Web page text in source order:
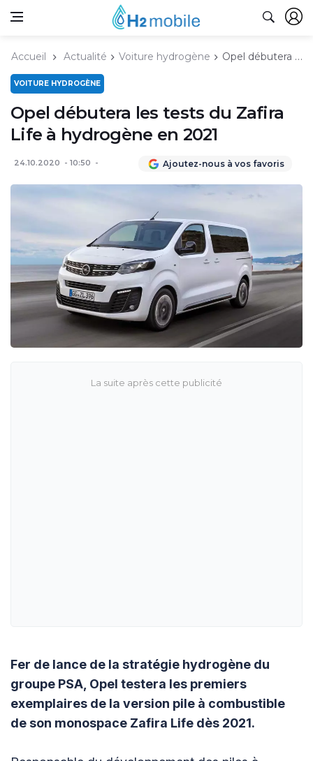
Accueil Actualité Voiture hydrogène Opel débutera les tests du Zafira Life à hydrogène en 2021
VOITURE HYDROGÈNE
Opel débutera les tests du Zafira
Life à hydrogène en 2021
24.10.2020 10:50 Ajoutez-nous à vos favoris
Fer de lance de la stratégie hydrogène du
groupe PSA, Opel testera les premiers
exemplaires de la version pile à combustible
de son monospace Zafira Life dès 2021.